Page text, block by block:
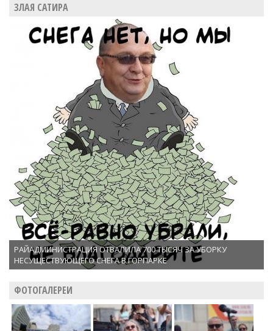
ЗЛАЯ САТИРА
РАЙАДМИНИСТРАЦИЯ ОТВАЛИЛА 700 ТЫСЯЧ ЗА УБОРКУ
НЕСУЩЕСТВУЮЩЕГО СНЕГА В ГОРПАРКЕ
ФОТОГАЛЕРЕИ